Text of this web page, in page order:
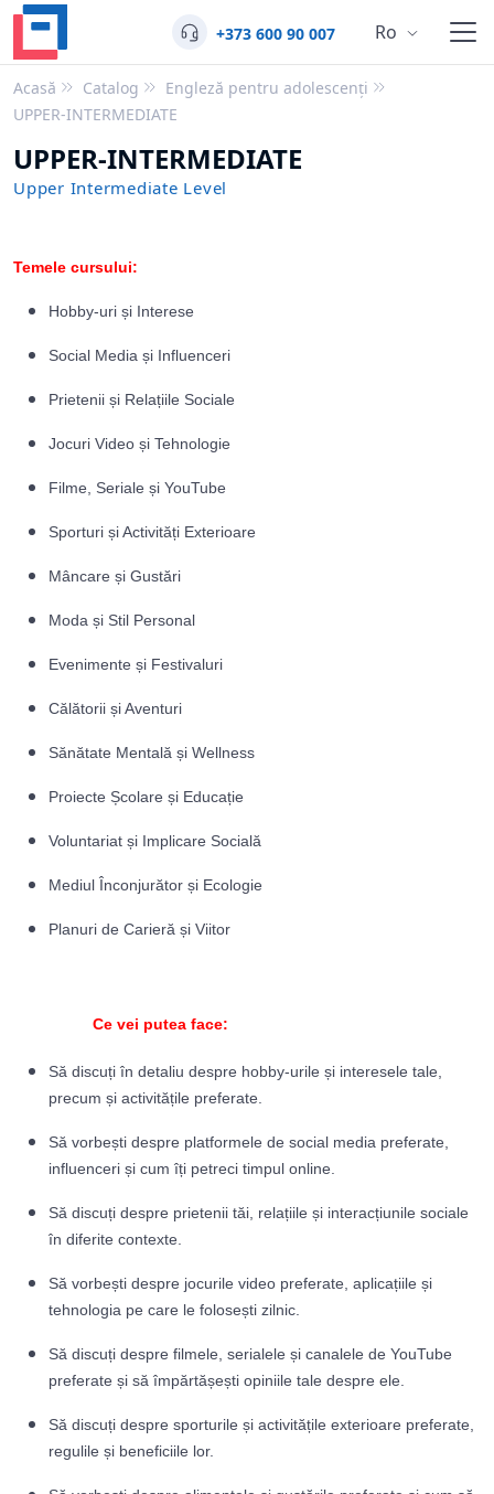
+373 600 90 007 Ro
Acasă Catalog
Engleză pentru adolescenți
UPPER-INTERMEDIATE
UPPER-INTERMEDIATE
Upper Intermediate Level
Temele cursului:
Hobby-uri și Interese
Social Media și Influenceri
Prietenii și Relațiile Sociale
Jocuri Video și Tehnologie
Filme, Seriale și YouTube
Sporturi și Activități Exterioare
Mâncare și Gustări
Moda și Stil Personal
Evenimente și Festivaluri
Călătorii și Aventuri
Sănătate Mentală și Wellness
Proiecte Școlare și Educație
Voluntariat și Implicare Socială
Mediul Înconjurător și Ecologie
Planuri de Carieră și Viitor
Ce vei putea face:
Să discuți în detaliu despre hobby-urile și interesele tale,
precum și activitățile preferate.
Să vorbești despre platformele de social media preferate,
influenceri și cum îți petreci timpul online.
Să discuți despre prietenii tăi, relațiile și interacțiunile sociale
în diferite contexte.
Să vorbești despre jocurile video preferate, aplicațiile și
tehnologia pe care le folosești zilnic.
Să discuți despre filmele, serialele și canalele de YouTube
preferate și să împărtășești opiniile tale despre ele.
Să discuți despre sporturile și activitățile exterioare preferate,
regulile și beneficiile lor.